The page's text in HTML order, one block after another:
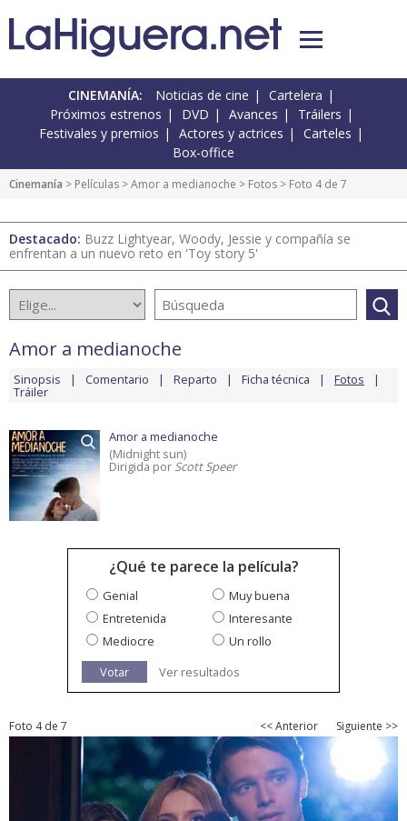
CINEMANÍA: Noticias de cine
Cartelera
Próximos estrenos
DVD Avances
Tráilers
Festivales y premios
Actores y actrices
Carteles
Box-office
Cinemanía > Películas >Amor a medianoche > Fotos > Foto 4 de 7
Destacado: Buzz Lightyear, Woody, Jessie y compañía se
enfrentan a un nuevo reto en 'Toy story 5'
Amor a medianoche
Sinopsis Comentario Reparto Ficha técnica Fotos
Tráiler
Amor a medianoche
(Midnight sun)
Dirigida por Scott Speer
¿Qué te parece la película?
Genial
Muy buena
Entretenida
Interesante
Mediocre
Un rollo
Votar
Ver resultados
Foto 4 de 7 << Anterior Siguiente >>